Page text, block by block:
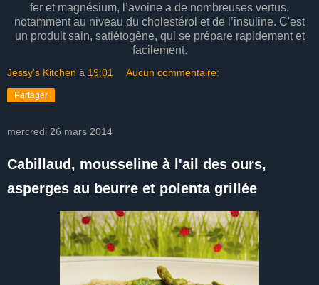
fer et magnésium, l’avoine a de nombreuses vertus,
notamment au niveau du cholestérol et de l’insuline. C'est
un produit sain, satiétogène, qui se prépare rapidement et
facilement.
Jessy's Kitchen à 19:01 Aucun commentaire:
Partager
mercredi 26 mars 2014
Cabillaud, mousseline à l'ail des ours,
asperges au beurre et polenta grillée